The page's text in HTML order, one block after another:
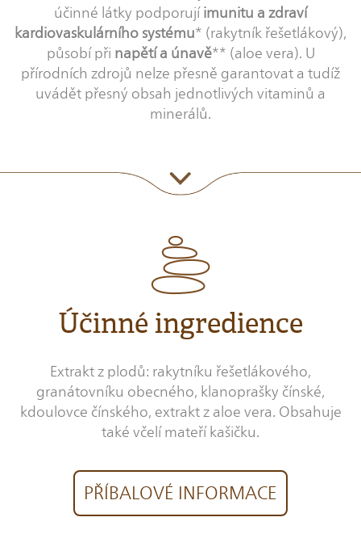
účinné látky podporujíimunitu a zdraví
kardiovaskulárního systému* (rakytník řešetlákový),
působí při napětí a únavě** (aloe vera). U
přírodních zdrojů nelze přesně garantovat a tudíž
uvádět přesný obsah jednotlivých vitaminů a
minerálů.
Účinné ingredience
Extrakt z plodů: rakytníku řešetlákového,
granátovníku obecného, klanoprašky čínské,
kdoulovce čínského, extrakt z aloe vera. Obsahuje
také včelí mateří kašičku.
PŘÍBALOVÉ INFORMACE